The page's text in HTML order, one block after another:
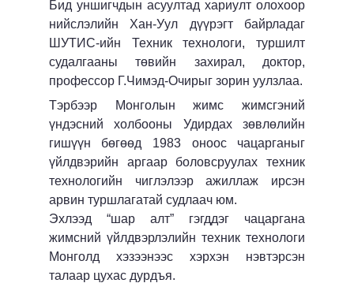
Бид уншигчдын асуултад хариулт олохоор
нийслэлийн Хан-Уул дүүрэгт байрладаг
ШУТИС-ийн Техник технологи, туршилт
судалгааны төвийн захирал, доктор,
профессор Г.Чимэд-Очирыг зорин уулзлаа.
Тэрбээр Монголын жимс жимсгэний
үндэсний холбооны Удирдах зөвлөлийн
гишүүн бөгөөд 1983 оноос чацарганыг
үйлдвэрийн аргаар боловсруулах техник
технологийн чиглэлээр ажиллаж ирсэн
арвин туршлагатай судлаач юм.
Эхлээд “шар алт” гэгддэг чацаргана
жимсний үйлдвэрлэлийн техник технологи
Монголд хэзээнээс хэрхэн нэвтэрсэн
талаар цухас дурдъя.